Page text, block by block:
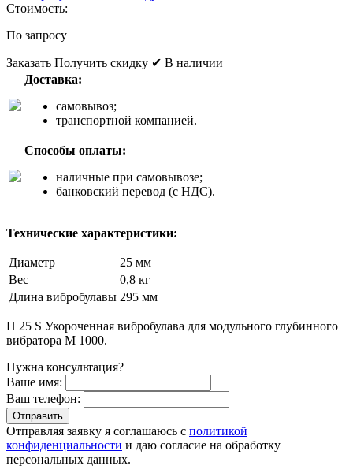
Стоимость:
По запросу
Заказать Получить скидку ✔ В наличии
Доставка:
самовывоз;
транспортной компанией.
Способы оплаты:
наличные при самовывозе;
банковский перевод (с НДС).
Технические характеристики:
Диаметр
25 мм
Вес
0,8 кг
Длина вибробулавы 295 мм
H 25 S Укороченная вибробулава для модульного глубинного
вибратора M 1000.
Нужна консультация?
Ваше имя:
Ваш телефон:
Отправляя заявку я соглашаюсь с политикой
конфиденциальности и даю согласие на обработку
персональных данных.